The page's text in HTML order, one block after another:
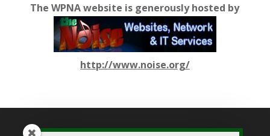
The WPNA website is generously hosted by
http://www.noise.org/